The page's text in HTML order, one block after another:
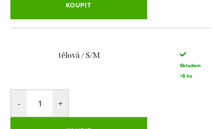
KOUPIT
tělová / S/M
Skladem
>5 ks